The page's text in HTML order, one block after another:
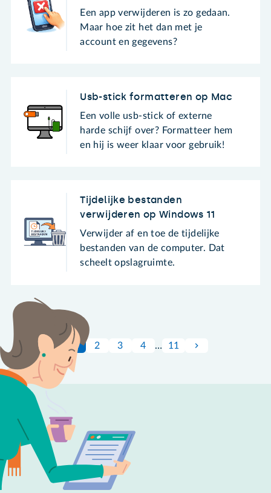
Een app verwijderen is zo gedaan.
Maar hoe zit het dan met je
account en gegevens?
Usb-stick formatteren op Mac
Een volle usb-stick of externe
harde schijf over? Formatteer hem
en hij is weer klaar voor gebruik!
Tijdelijke bestanden
verwijderen op Windows 11
Verwijder af en toe de tijdelijke
bestanden van de computer. Dat
scheelt opslagruimte.
1 2 3 4 … 11